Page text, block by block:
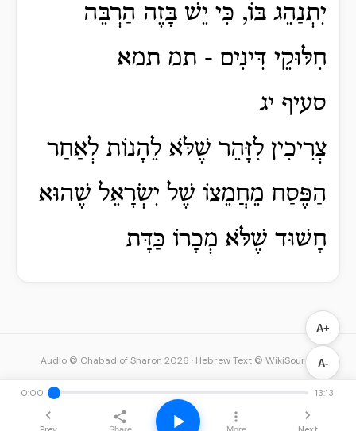
יִתְנַהֵג בּוֹ, כִּי יֵשׁ בָּזֶה הַרְבֵּה
חִלּוּקֵי דִּינִים - תמ תמא
סעיף יג
צְרִיכִין לִזָּהֵר שֶׁלֹּא לֵהָנוֹת לְאַחַר
הַפֶּסַח מֵחֲמֵצוֹ שֶׁל יִשְׂרָאֵל שֶׁהוּא
חָשׁוּד שֶׁלֹּא מְכָרוֹ כַּדָּת
A+
A-
0:00 13:13
Audio © Chabad of Sharon 2026 · Hebrew Text © WikiSource